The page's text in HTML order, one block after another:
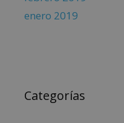
enero 2019
Categorías